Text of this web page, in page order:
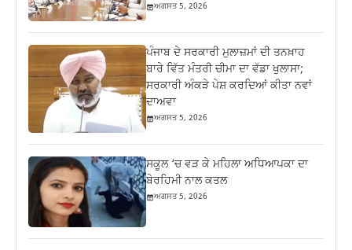
ਅਗਸਤ 5, 2026
ਪੰਜਾਬ ਦੇ ਸਰਕਾਰੀ ਮੁਲਾਜ਼ਮਾਂ ਦੀ ਤਨਖ਼ਾਹ
ਬਾਰੇ ਵਿੱਤ ਮੰਤਰੀ ਚੀਮਾ ਦਾ ਵੱਡਾ ਖੁਲਾਸਾ;
ਸਰਕਾਰੀ ਅੰਕੜੇ ਪੇਸ਼ ਕਰਦਿਆਂ ਕੀਤਾ ਨਵਾਂ
ਦਾਅਵਾ
ਅਗਸਤ 5, 2026
ਸਕੂਲ ‘ਚ ਵੜ ਕੇ ਮਹਿਲਾ ਅਧਿਆਪਕਾ ਦਾ
ਬੇਰਹਿਮੀ ਨਾਲ ਕਤਲ
ਅਗਸਤ 5, 2026